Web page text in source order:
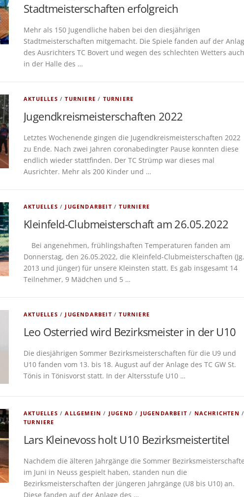
Stadtmeisterschaften erfolgreich
Mehr als 150 Jugendliche haben bei den diesjährigen
Stadtmeisterschaften mitgemacht. Die Spiele fanden auf der
des Ausrichters TC Bovert und wegen des schlechten Wetters auch
in der Halle des …
AKTUELLES /TURNIERE / TURNIERE
Jugendkreismeisterschaften 2022
Letztes Wochenende gingen die Jugendkreismeisterschaften 2022
zu Ende. Nach zwei Jahren coronabedingter Pause konnten diese
endlich wieder stattfinden. Der TC Strümp war dieses mal
Ausrichter. Mehr als 200 Kinder und …
AKTUELLES / JUGENDARBEIT/TURNIERE
Kleinfeld-Clubmeisterschaft am 26.05.2022
Bei angenehmen, frühlingshaften Temperaturen fanden am
Donnerstag, den 26.05.2022, die Kleinfeld-Clubmeisterschaften (Jg.
2013 und jünger) für unsere Kleinsten statt. Es gab insgesamt 14
Teilnehmer, 9 Mädchen und 5 …
AKTUELLES / JUGENDARBEIT/TURNIERE
Leo Osterried wird Bezirksmeister in der U10
Die diesjährigen Sommer Bezirksmeisterschaften für die U9 und
U10 fanden vom 13. bis 18. August auf der Anlage des TC GW St.
Tönis in Tönisvorst statt. In der Altersstufe U10 …
AKTUELLES /ALLGEMEIN / JUGEND / JUGENDARBEIT / NACHRICHTEN
TURNIERE
Lars Kleinevoss holt U10 Bezirksmeistertitel
Nachdem die älteren Jahrgänge die Sommer
im Juni in Neuss gespielt haben, standen nun die
Bezirksmeisterschaften der jüngeren Jahrgänge (U8 bis U10) an.
Diese fanden auf der Anlage des …